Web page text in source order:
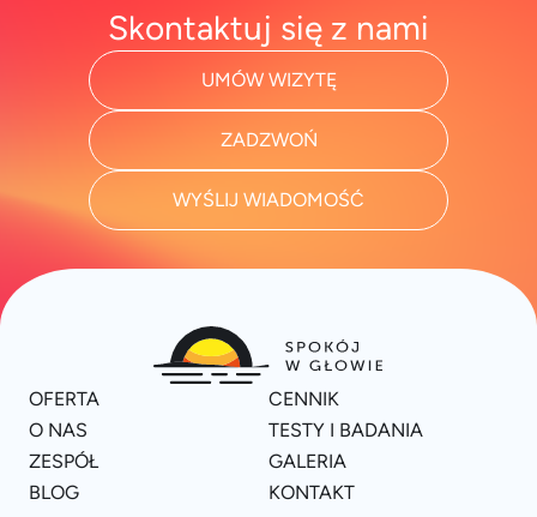
Skontaktuj się z nami
UMÓW WIZYTĘ
ZADZWOŃ
WYŚLIJ WIADOMOŚĆ
OFERTA
CENNIK
O NAS
TESTY I BADANIA
ZESPÓŁ
GALERIA
BLOG
KONTAKT